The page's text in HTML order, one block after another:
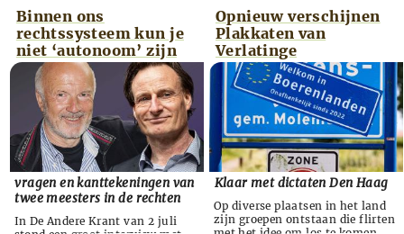
aan iedereen in Nederland willen
uitdragen.” Lennard van Mil,
oprichter en voorzitter van
Stichting de Roze Leeuw, komt
op voor de rechten van
homoseksuelen, maar met een
heel ander geluid dan meestal is
te horen in de media. Ik zie dat
ze o...
Dowd, voormalig
portfoliomanager bij Blackrock,
’s werelds grootste
investeringsmaat­schappij.
Volgens Dowd zijn de
toezichthouders door en door
corrupt en zal de bevolking
woedend reageren als ze het
bedrog doorkrijgen. Edward
Dowd ...
Binnen ons
rechtssysteem kun je
niet ‘autonoom’ zijn
vragen en kanttekeningen van
twee meesters in de rechten
In De Andere Krant van 2 juli
Opnieuw verschijnen
Plakkaten van
Verlatinge
Klaar met dictaten Den Haag
Op diverse plaatsen in het land
zijn groepen ontstaan die flirten